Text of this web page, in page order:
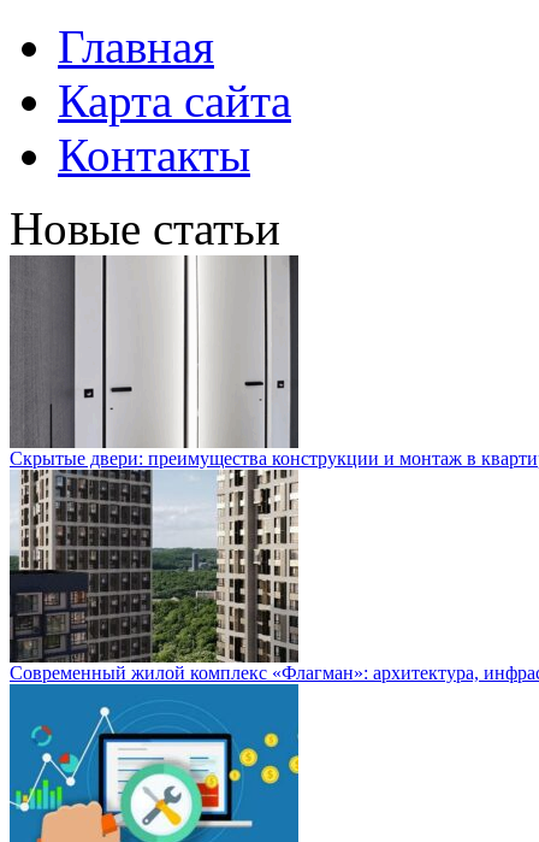
Главная
Карта сайта
Контакты
Новые статьи
Скрытые двери: преимущества конструкции и монтаж в
Современный жилой комплекс «Флагман»: архитектура,